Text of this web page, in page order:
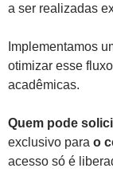
a ser realizadas
Implementamos
otimizar esse
acadêmicas.
Quem pode
exclusivo para o
acesso só é